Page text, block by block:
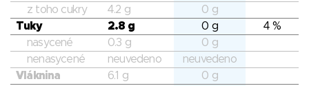
z toho cukry
4.2 g
0 g
Tuky
2.8 g 0 g
4 %
nasycené
0.3 g
0 g
nenasycené
neuvedeno
neuvedeno
Vláknina
6.1 g
0 g